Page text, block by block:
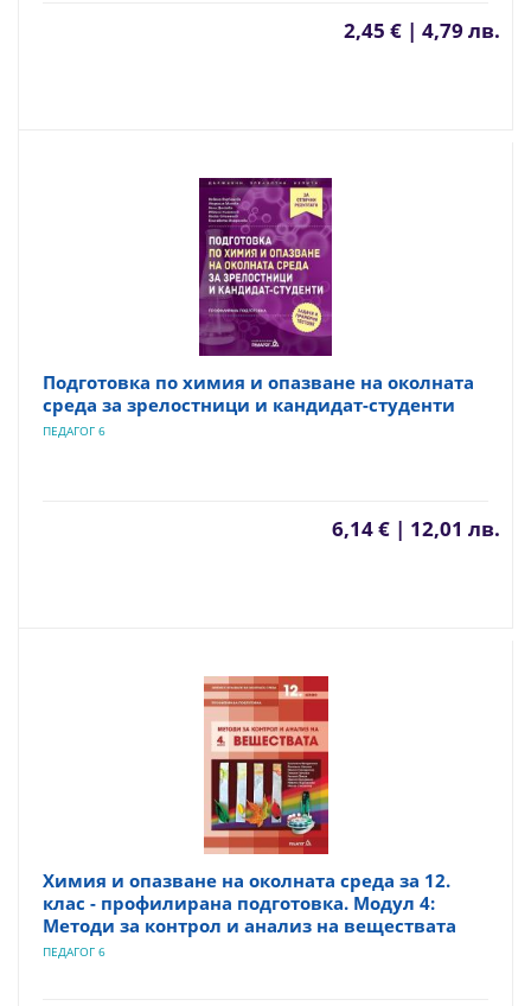
2,45 € | 4,79 лв.
Подготовка по химия и опазване на околната
среда за зрелостници и кандидат-студенти
ПЕДАГОГ 6
6,14 € | 12,01 лв.
Химия и опазване на околната среда за 12.
клас - профилирана подготовка. Модул 4:
Методи за контрол и анализ на веществата
ПЕДАГОГ 6